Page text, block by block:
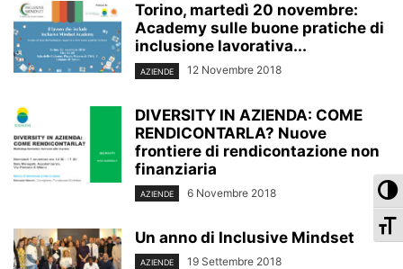
Torino, martedì 20 novembre:
Academy sulle buone pratiche di
inclusione lavorativa...
AZIENDE 12 Novembre 2018
DIVERSITY IN AZIENDA: COME
RENDICONTARLA? Nuove
frontiere di rendicontazione non
finanziaria
AZIENDE 6 Novembre 2018
Un anno di Inclusive Mindset
AZIENDE 19 Settembre 2018